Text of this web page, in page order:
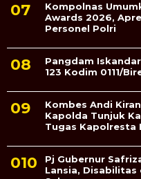
Kompolnas
Awards 2026,
Personel Polri
Pangdam
123 Kodim 0111/
Kombes Andi
Kapolda Tunjuk
Tugas Kapolresta
Pj Gubernur
Lansia, Disabilitas